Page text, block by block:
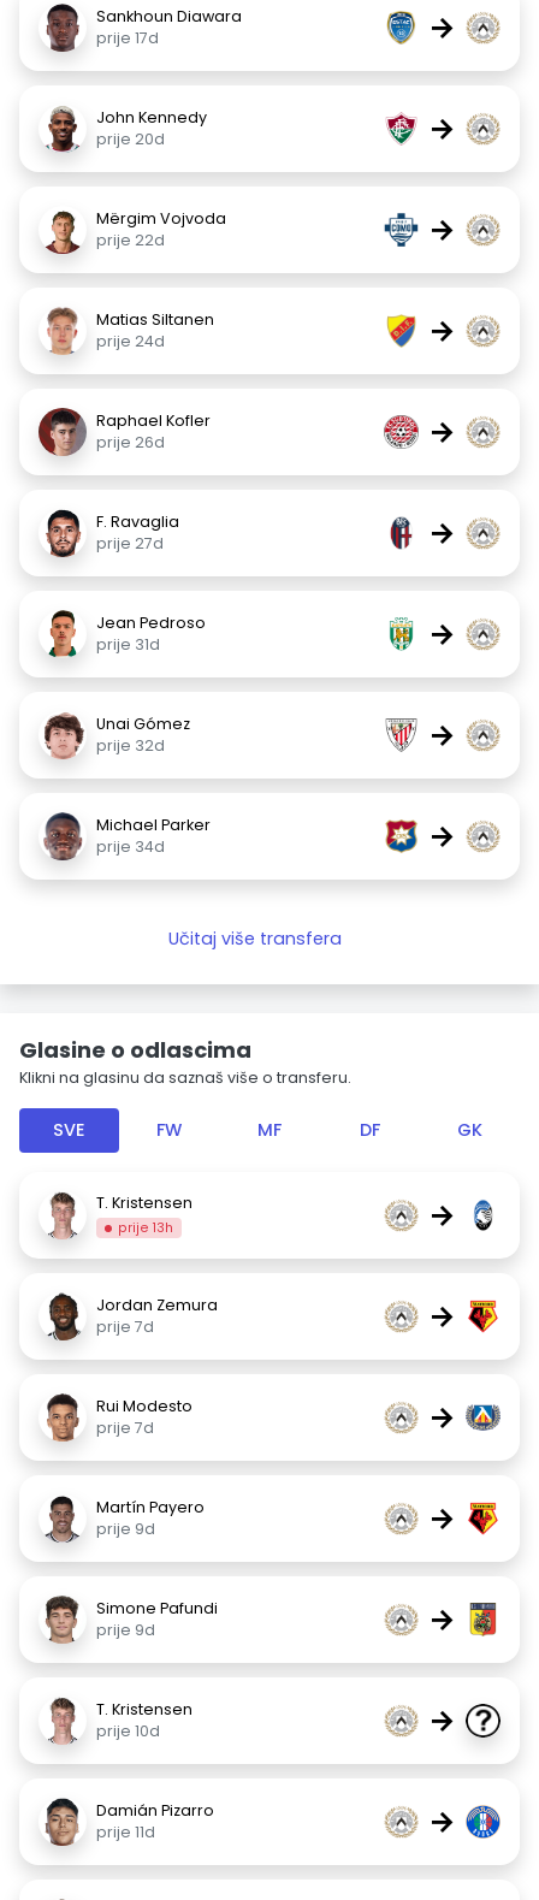
Sankhoun Diawara
prije 17d
→
John Kennedy
prije 20d
→
Mërgim Vojvoda
prije 22d
→
Matias Siltanen
prije 24d
→
Raphael Kofler
prije 26d
→
F. Ravaglia
prije 27d
→
Jean Pedroso
prije 31d
→
Unai Gómez
prije 32d
→
Michael Parker
prije 34d
→
Učitaj više transfera
Glasine o odlascima
Klikni na glasinu da saznaš više o transferu.
SVE FW MF DF GK
T. Kristensen
prije 13h →
Jordan Zemura
prije 7d
→
Rui Modesto
prije 7d
→
Martín Payero
prije 9d
→
Simone Pafundi
prije 9d
→
T. Kristensen
prije 10d
→
Damián Pizarro
prije 11d
→